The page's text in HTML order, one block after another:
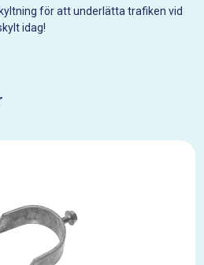
för att underlätta trafiken vid
idag!